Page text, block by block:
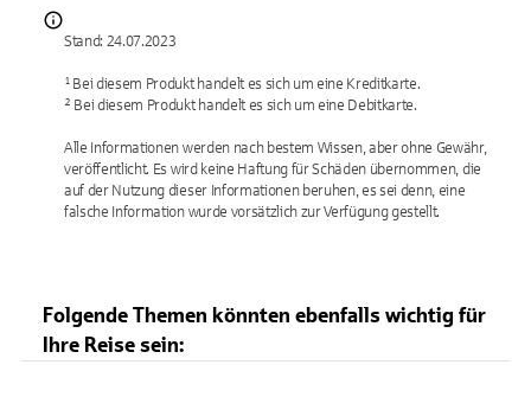
Stand: 24.07.2023
¹ Bei diesem Produkt handelt es sich um eine Kreditkarte.
² Bei diesem Produkt handelt es sich um eine Debitkarte.
Alle Informationen werden nach bestem Wissen, aber ohne Gewähr,
veröffentlicht. Es wird keine Haftung für Schäden übernommen, die
auf der Nutzung dieser Informationen beruhen, es sei denn, eine
falsche Information wurde vorsätzlich zur Verfügung gestellt.
Folgende Themen könnten ebenfalls wichtig für
Ihre Reise sein: